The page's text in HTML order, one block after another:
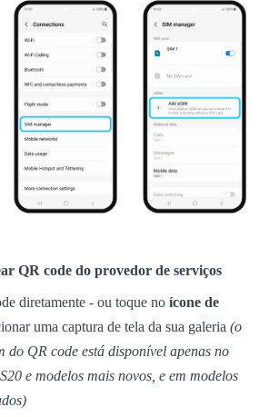
QR code do provedor de serviços
diretamente - ou toque no ícone de
uma captura de tela da sua galeria (o
do QR code está disponível apenas no
e modelos mais novos, e em modelos